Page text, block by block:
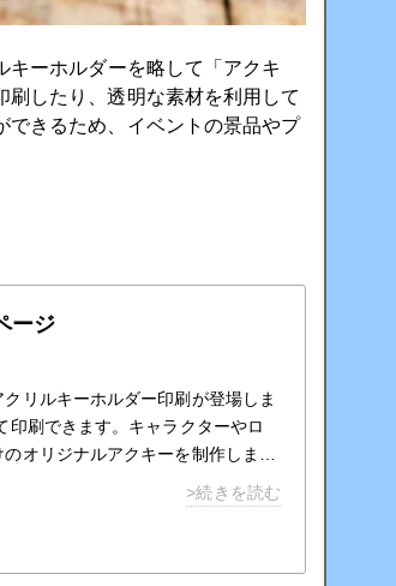
キーホルダーを略して「アクキ
したり、透明な素材を利用して
できるため、イベントの景品やプ
ージ
リルキーホルダー印刷が登場しま
印刷できます。キャラクターやロ
オリジナルアクキーを制作しまし
>続きを読む